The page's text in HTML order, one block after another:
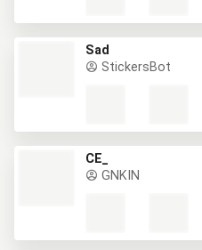
Sad
StickersBot
CE_
GNKIN